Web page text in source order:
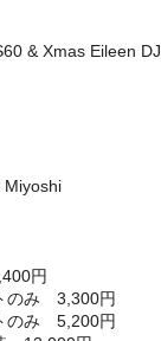
& Xmas Eileen DJ
Miyoshi
円
み 3,300円
み 5,200円